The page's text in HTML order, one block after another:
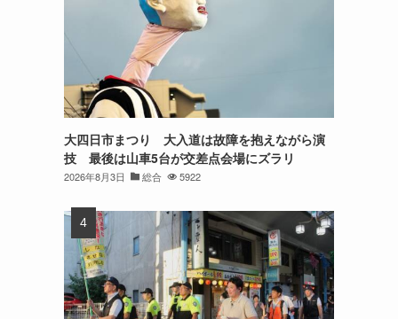
大四日市まつり 大入道は故障を抱えながら演
技 最後は山車5台が交差点会場にズラリ
2026年8月3日 総合 5922